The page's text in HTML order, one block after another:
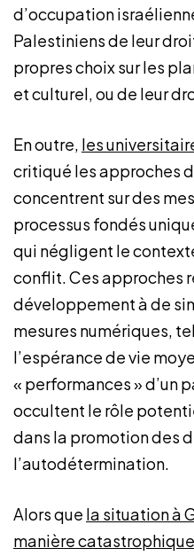
d’occupation
Palestiniens de leur
propres choix sur les
et culturel, ou de leur
En outre, les
critiqué les approches
concentrent sur des
processus fondés
qui négligent le
conflit. Ces approches
développement à de
mesures numériques,
l’espérance de vie
« performances » d’un
occultent le rôle
dans la promotion des
l’autodétermination.
Alors que la situation à
manière catastrophique